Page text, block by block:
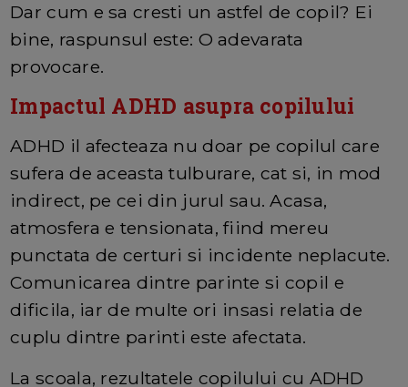
Dar cum e sa cresti un astfel de copil? Ei
bine, raspunsul este: O adevarata
provocare.
Impactul ADHD asupra copilului
ADHD il afecteaza nu doar pe copilul care
sufera de aceasta tulburare, cat si, in mod
indirect, pe cei din jurul sau. Acasa,
atmosfera e tensionata, fiind mereu
punctata de certuri si incidente neplacute.
Comunicarea dintre parinte si copil e
dificila, iar de multe ori insasi relatia de
cuplu dintre parinti este afectata.
La scoala, rezultatele copilului cu ADHD